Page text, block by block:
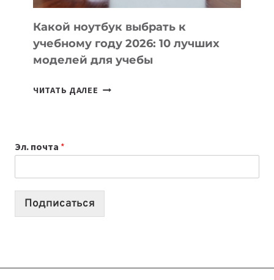
КОДА
Какой ноутбук выбрать к
учебному году 2026: 10 лучших
моделей для учебы
ЧИТАТЬ ДАЛЕЕ КАКОЙ
2026:
10
Эл. почта *
Подписаться